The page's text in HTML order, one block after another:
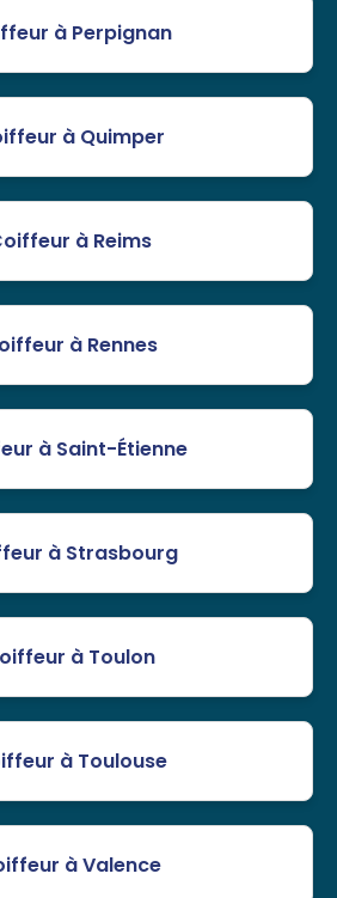
à Perpignan
à Quimper
à Reims
à Rennes
à Saint-Étienne
à Strasbourg
à Toulon
à Toulouse
à Valence